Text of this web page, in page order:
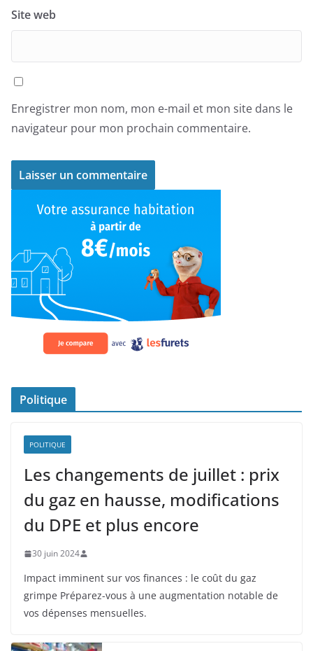
Site web
Enregistrer mon nom, mon e-mail et mon site dans le
navigateur pour mon prochain commentaire.
Politique
POLITIQUE
Les changements de juillet : prix
du gaz en hausse, modifications
du DPE et plus encore
30 juin 2024
Impact imminent sur vos finances : le coût du gaz
grimpe Préparez-vous à une augmentation notable de
vos dépenses mensuelles.